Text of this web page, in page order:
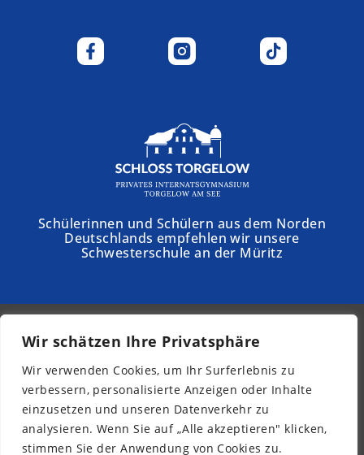
Wir schätzen Ihre Privatsphäre
Wir verwenden Cookies, um Ihr Surferlebnis zu
verbessern, personalisierte Anzeigen oder Inhalte
einzusetzen und unseren Datenverkehr zu
analysieren. Wenn Sie auf „Alle akzeptieren" klicken,
stimmen Sie der Anwendung von Cookies zu.
Schülerinnen und Schülern aus dem Norden
Deutschlands empfehlen wir unsere
Schwesterschule an der Müritz
© 2026 - Kurpfalz-Internat
Newsletter
Impressum
Datenschutz
Barrierefreiheit